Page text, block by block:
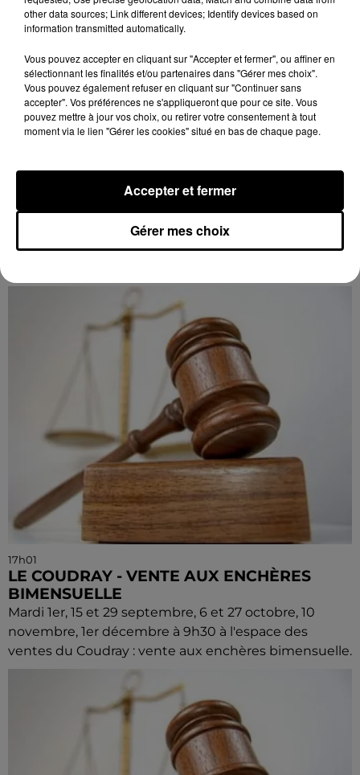
17h01
LE COUDRAY - VENTE AUX ENCHÈRES
BIMENSUELLE
Mardi 1er, 15 et 29 septembre, 6 et 27 octobre, 10
novembre, 1er décembre à 9h30 à l'espace des
17h01
LE COUDRAY - VENTE AUX ENCHÈRES
BIMENSUELLE
Mardi 1er, 15 et 29 septembre, 6 et 27 octobre, 10
novembre, 1er décembre à 9h30 à l'espace des
ventes du Coudray : vente aux enchères bimensuelle.
other data sources; Link different devices; Identify devices based on
information transmitted automatically.
Vous pouvez accepter en cliquant sur "Accepter et fermer", ou affiner en
sélectionnant les finalités et/ou partenaires dans "Gérer mes choix".
Vous pouvez également refuser en cliquant sur "Continuer sans
accepter". Vos préférences ne s'appliqueront que pour ce site. Vous
pouvez mettre à jour vos choix, ou retirer votre consentement à tout
moment via le lien "Gérer les cookies" situé en bas de chaque page.
Gérer mes choix
Accepter et fermer